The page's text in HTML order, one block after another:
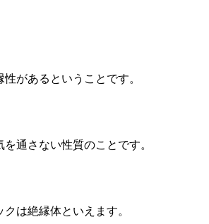
があるということです。
通さない性質のことです。
は絶縁体といえます。